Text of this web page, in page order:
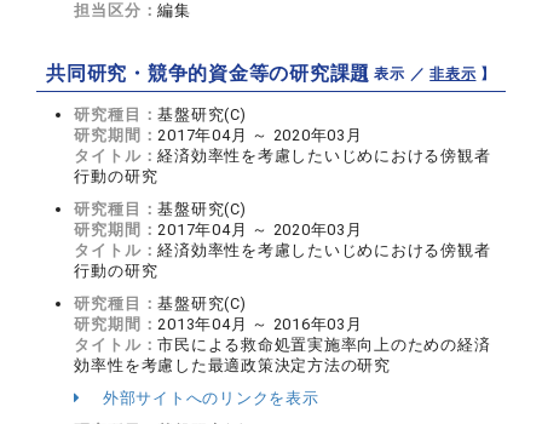
担当区分：編集
共同研究・競争的資金等の研究課題【 表示 ／非表示 】
研究種目：基盤研究(C)
研究期間：2017年04月 ～ 2020年03月
タイトル：経済効率性を考慮したいじめにおける傍観者
行動の研究
研究種目：基盤研究(C)
研究期間：2017年04月 ～ 2020年03月
タイトル：経済効率性を考慮したいじめにおける傍観者
行動の研究
研究種目：基盤研究(C)
研究期間：2013年04月 ～ 2016年03月
タイトル：市民による救命処置実施率向上のための経済
効率性を考慮した最適政策決定方法の研究
外部サイトへのリンクを表示